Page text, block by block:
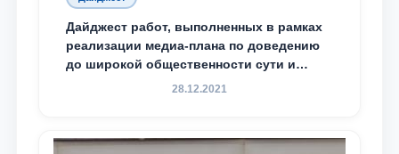
Дайджест работ, выполненных в рамках
реализации медиа-плана по доведению
до широкой общественности сути и
содержания задач, определённых в
Мажлису и народу Узбекистана
28.12.2021